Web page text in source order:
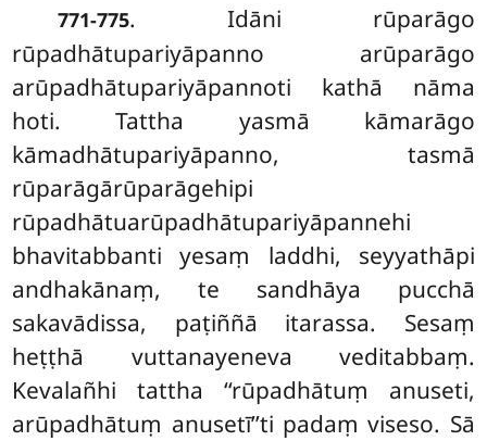
771-775. Idāni rūparāgo
rūpadhātupariyāpanno arūparāgo
arūpadhātupariyāpannoti kathā nāma
hoti. Tattha yasmā kāmarāgo
kāmadhātupariyāpanno, tasmā
rūparāgārūparāgehipi
rūpadhātuarūpadhātupariyāpannehi
bhavitabbanti yesaṃ laddhi, seyyathāpi
andhakānaṃ, te sandhāya pucchā
sakavādissa, paṭiññā itarassa. Sesaṃ
heṭṭhā vuttanayeneva veditabbaṃ.
Kevalañhi tattha ‘‘rūpadhātuṃ anuseti,
arūpadhātuṃ anusetī’’ti padaṃ viseso. Sā